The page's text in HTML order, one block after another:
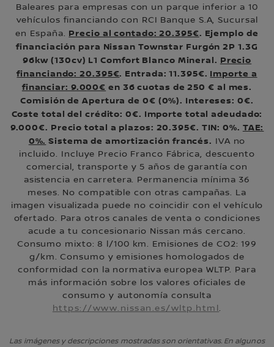
Baleares para empresas con un parque inferior a 10
vehículos financiando con RCI Banque S.A, Sucursal
en España. Precio al contado: 20.395€. Ejemplo de
financiación para Nissan Townstar Furgón 2P 1.3G
96kw (130cv) L1 Comfort Blanco Mineral. Precio
financiando: 20.395€. Entrada: 11.395€. Importe a
financiar: 9.000€ en 36 cuotas de 250 € al mes.
Comisión de Apertura de 0€ (0%). Intereses: 0€.
Coste total del crédito: 0€. Importe total adeudado:
9.000€. Precio total a plazos: 20.395€. TIN: 0%. TAE:
0%. Sistema de amortización francés. IVA no
incluido. Incluye Precio Franco Fábrica, descuento
comercial, transporte y 5 años de garantía con
asistencia en carretera. Permanencia mínima 36
meses. No compatible con otras campañas. La
imagen visualizada puede no coincidir con el vehículo
ofertado. Para otros canales de venta o condiciones
acude a tu concesionario Nissan más cercano.
Consumo mixto: 8 l/100 km. Emisiones de CO2: 199
g/km. Consumo y emisiones homologados de
conformidad con la normativa europea WLTP. Para
más información sobre los valores oficiales de
consumo y autonomía consulta
https://www.nissan.es/wltp.html.
Las imágenes y descripciones mostradas son orientativas. En algunos